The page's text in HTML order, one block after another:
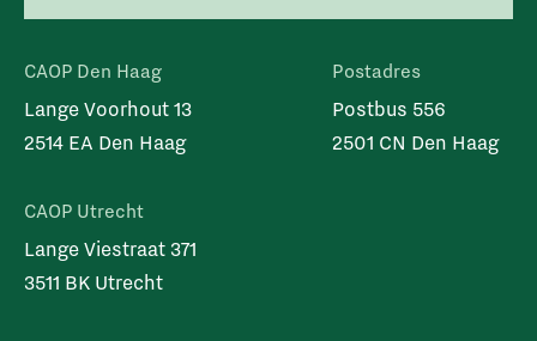
CAOP Den Haag
Lange Voorhout 13
2514 EA Den Haag
CAOP Utrecht
Lange Viestraat 371
3511 BK Utrecht
Postadres
Postbus 556
2501 CN Den Haag